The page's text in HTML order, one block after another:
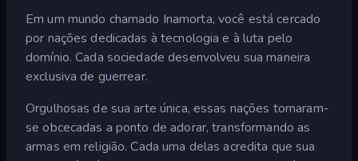
Em um mundo chamado Inamorta, você está cercado
por nações dedicadas à tecnologia e à luta pelo
domínio. Cada sociedade desenvolveu sua maneira
exclusiva de guerrear.
Orgulhosas de sua arte única, essas nações tornaram-
se obcecadas a ponto de adorar, transformando as
armas em religião. Cada uma delas acredita que sua